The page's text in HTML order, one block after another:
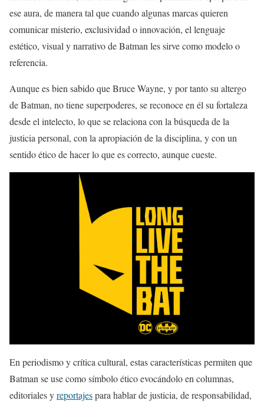
ese aura, de manera tal que cuando algunas marcas quieren
comunicar misterio, exclusividad o innovación, el lenguaje
estético, visual y narrativo de Batman les sirve como modelo o
referencia.
Aunque es bien sabido que Bruce Wayne, y por tanto su altergo
de Batman, no tiene superpoderes, se reconoce en él su fortaleza
desde el intelecto, lo que se relaciona con la búsqueda de la
justicia personal, con la apropiación de la disciplina, y con un
sentido ético de hacer lo que es correcto, aunque cueste.
En periodismo y crítica cultural, estas características permiten que
Batman se use como símbolo ético evocándolo en columnas,
editoriales yreportajespara hablar de justicia, de responsabilidad,